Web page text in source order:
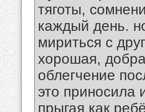
тяготы,
каждый день.
мириться с
хорошая,
облегчение
это приносила
прыгая как